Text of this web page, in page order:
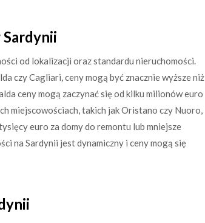
Sardynii
od lokalizacji oraz standardu nieruchomości.
czy Cagliari, ceny mogą być znacznie wyższe niż
ceny mogą zaczynać się od kilku milionów euro
miejscowościach, takich jak Oristano czy Nuoro,
euro za domy do remontu lub mniejsze
na Sardynii jest dynamiczny i ceny mogą się